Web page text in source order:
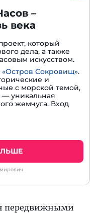
–
века
который
дела, а также
искусством.
«Остров Сокровищ».
и
с морской темой,
уникальная
жемчуга. Вход
передвижными